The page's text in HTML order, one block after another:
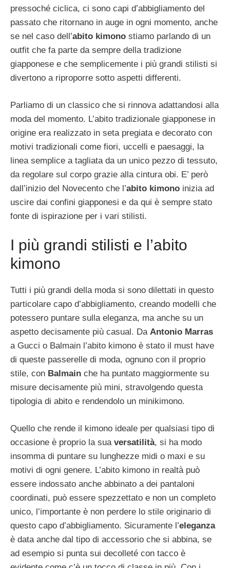
pressoché ciclica, ci sono capi d’abbigliamento del
passato che ritornano in auge in ogni momento, anche
se nel caso dell’abito kimono stiamo parlando di un
outfit che fa parte da sempre della tradizione
giapponese e che semplicemente i più grandi stilisti si
divertono a riproporre sotto aspetti differenti.
Parliamo di un classico che si rinnova adattandosi alla
moda del momento. L’abito tradizionale giapponese in
origine era realizzato in seta pregiata e decorato con
motivi tradizionali come fiori, uccelli e paesaggi, la
linea semplice a tagliata da un unico pezzo di tessuto,
da regolare sul corpo grazie alla cintura obi. E’ però
dall’inizio del Novecento che l’abito kimono inizia ad
uscire dai confini giapponesi e da qui è sempre stato
fonte di ispirazione per i vari stilisti.
I più grandi stilisti e l’abito
kimono
Tutti i più grandi della moda si sono dilettati in questo
particolare capo d’abbigliamento, creando modelli che
potessero puntare sulla eleganza, ma anche su un
aspetto decisamente più casual. Da Antonio Marras
a Gucci o Balmain l’abito kimono è stato il must have
di queste passerelle di moda, ognuno con il proprio
stile, con Balmain che ha puntato maggiormente su
misure decisamente più mini, stravolgendo questa
tipologia di abito e rendendolo un minikimono.
Quello che rende il kimono ideale per qualsiasi tipo di
occasione è proprio la sua versatilità, si ha modo
insomma di puntare su lunghezze midi o maxi e su
motivi di ogni genere. L’abito kimono in realtà può
essere indossato anche abbinato a dei pantaloni
coordinati, può essere spezzettato e non un completo
unico, l’importante è non perdere lo stile originario di
questo capo d’abbigliamento. Sicuramente l’eleganza
è data anche dal tipo di accessorio che si abbina, se
ad esempio si punta sui decolleté con tacco è